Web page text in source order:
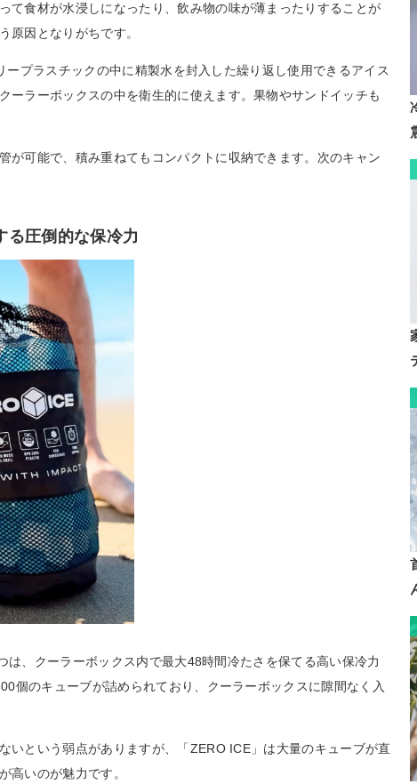
て食材が水浸しになったり、飲み物の味が薄まったりすることが
原因となりがちです。
ープラスチックの中に精製水を封入した繰り返し使用できるアイス
ーラーボックスの中を衛生的に使えます。果物やサンドイッチも
が可能で、積み重ねてもコンパクトに収納できます。次のキャン
る圧倒的な保冷力
は、クーラーボックス内で最大48時間冷たさを保てる高い保冷力
個のキューブが詰められており、クーラーボックスに隙間なく入
いという弱点がありますが、「ZERO ICE」は大量のキューブが直
高いのが魅力です。